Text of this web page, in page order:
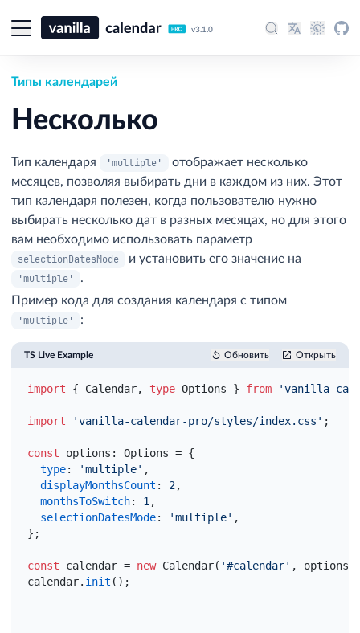
v3.1.0
Типы календарей
Несколько
Тип календаря 'multiple'
отображает несколько
месяцев, позволяя выбирать дни в каждом из них. Этот
тип календаря полезен, когда пользователю нужно
выбирать несколько дат в разных месяцах, но для этого
вам необходимо использовать параметр
selectionDatesMode
и установить его значение на
'multiple'
.
Пример кода для создания календаря с типом
'multiple'
:
TS Live Example Обновить Открыть
import { Calendar, type Options } from 'vanilla-
import 'vanilla-calendar-pro/styles/index.css' ;
const options : Options = {
type: 'multiple' ,
displayMonthsCount : 2,
monthsToSwitch: 1 ,
selectionDatesMode: 'multiple' ,
} ;
const calendar = new Calendar( '#calendar' , options
calendar. init ( ) ;